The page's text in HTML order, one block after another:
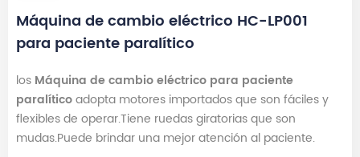
Máquina de cambio eléctrico HC-LP001
para paciente paralítico
los Máquina de cambio eléctrico para paciente
paralíticoadopta motores importados que son fáciles y
flexibles de operar.Tiene ruedas giratorias que son
mudas.Puede brindar una mejor atención al paciente.